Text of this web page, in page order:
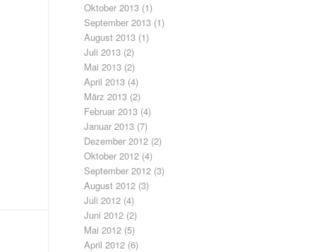
Oktober 2013 (1)
September 2013 (1)
August 2013 (1)
Juli 2013 (2)
Mai 2013 (2)
April 2013 (4)
März 2013 (2)
Februar 2013 (4)
Januar 2013 (7)
Dezember 2012 (2)
Oktober 2012 (4)
September 2012 (3)
August 2012 (3)
Juli 2012 (4)
Juni 2012 (2)
Mai 2012 (5)
April 2012 (6)